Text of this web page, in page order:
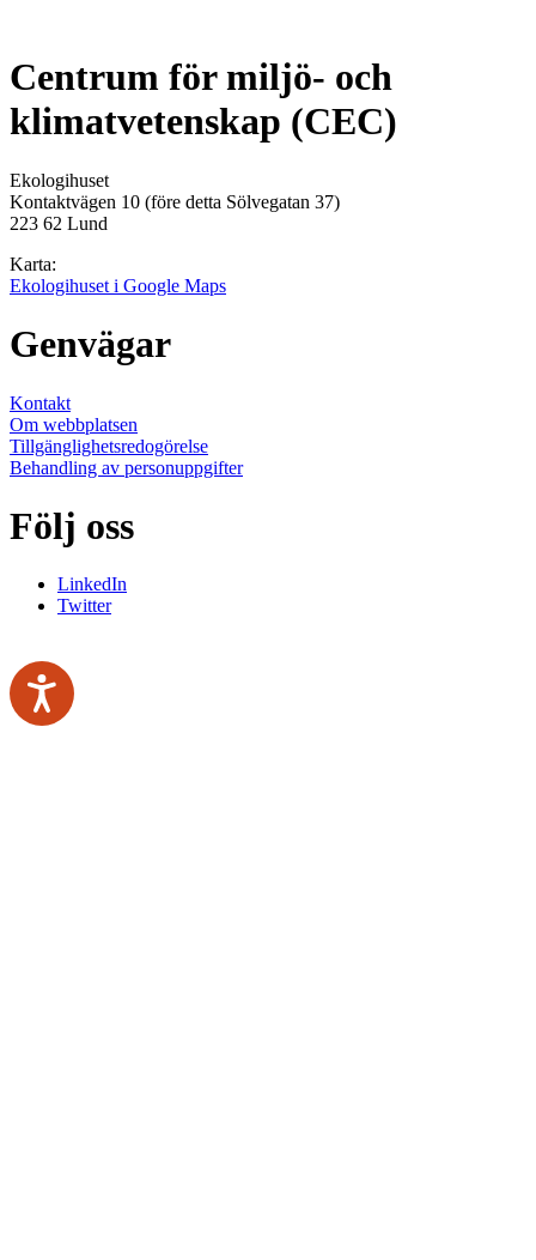
Centrum för miljö- och
klimatvetenskap (CEC)
Ekologihuset
Kontaktvägen 10 (före detta Sölvegatan 37)
223 62 Lund
Karta:
Ekologihuset i Google Maps
Genvägar
Kontakt
Om webbplatsen
Tillgänglighetsredogörelse
Behandling av personuppgifter
Följ oss
LinkedIn
Twitter